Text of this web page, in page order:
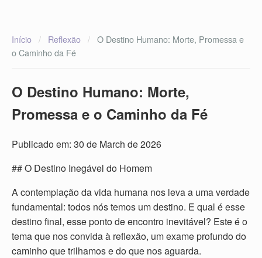
Início / Reflexão / O Destino Humano: Morte, Promessa e
o Caminho da Fé
O Destino Humano: Morte,
Promessa e o Caminho da Fé
Publicado em: 30 de March de 2026
## O Destino Inegável do Homem
A contemplação da vida humana nos leva a uma verdade
fundamental: todos nós temos um destino. E qual é esse
destino final, esse ponto de encontro inevitável? Este é o
tema que nos convida à reflexão, um exame profundo do
caminho que trilhamos e do que nos aguarda.